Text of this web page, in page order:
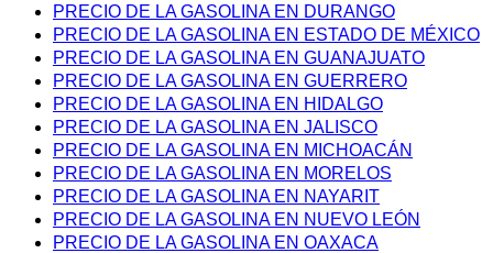
PRECIO DE LA GASOLINA EN DURANGO
PRECIO DE LA GASOLINA EN ESTADO DE MÉXICO
PRECIO DE LA GASOLINA EN GUANAJUATO
PRECIO DE LA GASOLINA EN GUERRERO
PRECIO DE LA GASOLINA EN HIDALGO
PRECIO DE LA GASOLINA EN JALISCO
PRECIO DE LA GASOLINA EN MICHOACÁN
PRECIO DE LA GASOLINA EN MORELOS
PRECIO DE LA GASOLINA EN NAYARIT
PRECIO DE LA GASOLINA EN NUEVO LEÓN
PRECIO DE LA GASOLINA EN OAXACA